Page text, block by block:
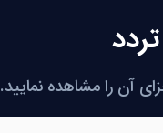
آن را مشاهده نمایید.